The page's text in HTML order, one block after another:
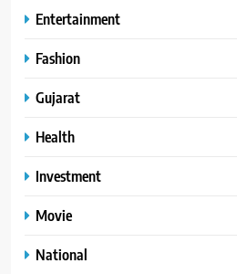
Entertainment
Fashion
Gujarat
Health
Investment
Movie
National